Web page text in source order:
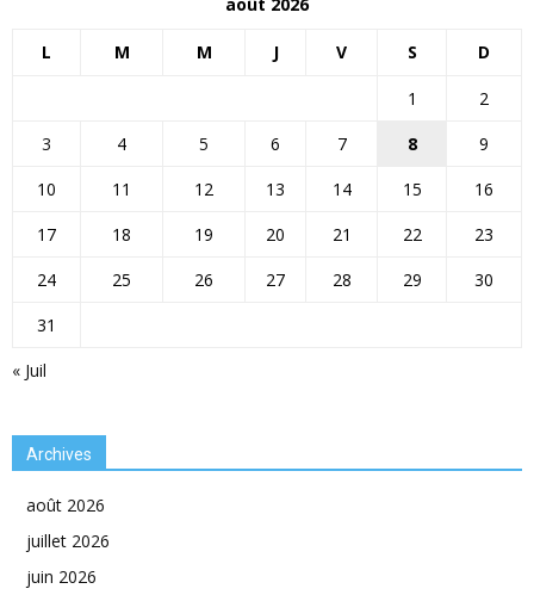
L M M J V S D
« Juil
1
2
3
4 5 6 7 8
9
10
11 12 13 14 15
16
17
18 19 20 21 22
23
24
25 26 27 28 29
30
31
Archives
août 2026
juillet 2026
juin 2026